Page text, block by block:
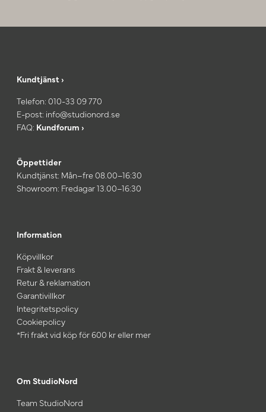
Kundtjänst ›
Telefon: 010-33 09 770
E-post: info@studionord.se
FAQ: Kundforum ›
Öppettider
Kundtjänst: Mån–fre 08.00–16:30
Showroom: Fredagar 13.00–16:30
Information
Köpvillkor
Frakt & leverans
Retur & reklamation
Garantivillkor
Integritetspolicy
Cookiepolicy
*Fri frakt vid köp för 600 kr eller mer
Om StudioNord
Team StudioNord